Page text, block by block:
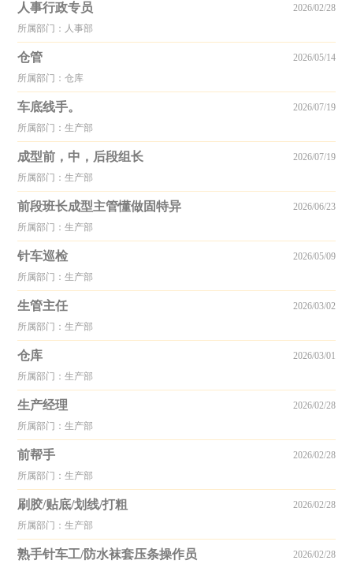
人事行政专员
所属部门：人事部
2026/02/28
仓管
所属部门：仓库
2026/05/14
车底线手。
所属部门：生产部
2026/07/19
成型前，中，后段组长
所属部门：生产部
2026/07/19
前段班长成型主管懂做固特异
所属部门：生产部
2026/06/23
针车巡检
所属部门：生产部
2026/05/09
生管主任
所属部门：生产部
2026/03/02
仓库
所属部门：生产部
2026/03/01
生产经理
所属部门：生产部
2026/02/28
前帮手
所属部门：生产部
2026/02/28
刷胶/贴底/划线/打粗
所属部门：生产部
2026/02/28
熟手针车工/防水袜套压条操作员 2026/02/28